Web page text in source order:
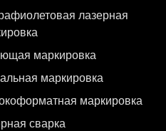
лазерная
маркировка
маркировка
маркировка
сварка